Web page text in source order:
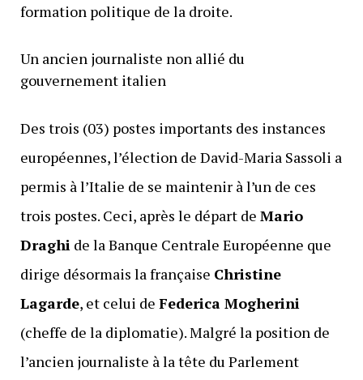
formation politique de la droite.
Un ancien journaliste non allié du
gouvernement italien
Des trois (03) postes importants des instances
européennes, l’élection de David-Maria Sassoli a
permis à l’Italie de se maintenir à l’un de ces
trois postes. Ceci, après le départ de Mario
Draghide la Banque Centrale Européenne que
dirige désormais la française Christine
Lagarde, et celui de Federica Mogherini
(cheffe de la diplomatie). Malgré la position de
l’ancien journaliste à la tête du Parlement